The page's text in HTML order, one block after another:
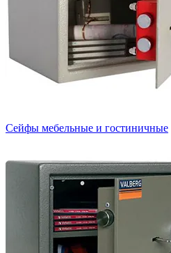
Сейфы мебельные и гостиничные